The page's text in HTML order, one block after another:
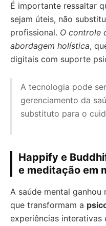
É importante ressaltar
sejam úteis, não
profissional. O controle
abordagem holística,
digitais com suporte
A tecnologia pode
gerenciamento da
substituto para o
Happify e
e meditação em
A saúde mental
que transformam a
experiências interativas